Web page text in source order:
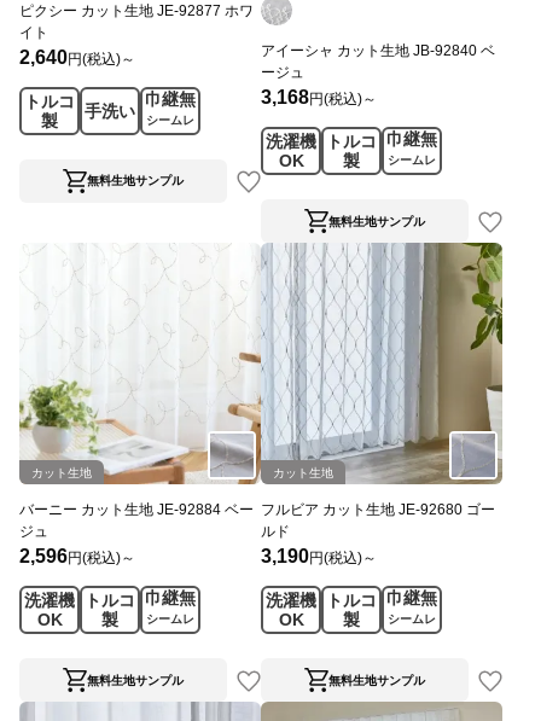
ピクシー カット生地 JE-92877 ホワ
イト
2,640円(税込)～
トルコ
製
手洗い
巾継無
シームレ
ス
無料生地サンプル
アイーシャ カット生地 JB-92840 ベ
ージュ
3,168円(税込)～
洗濯機
OK
トルコ
製
巾継無
シームレ
ス
無料生地サンプル
カット生地
バーニー カット生地 JE-92884 ベー
ジュ
2,596円(税込)～
洗濯機
OK
トルコ
製
巾継無
シームレ
ス
無料生地サンプル
カット生地
フルビア カット生地 JE-92680 ゴー
ルド
3,190円(税込)～
洗濯機
OK
トルコ
製
巾継無
シームレ
ス
無料生地サンプル